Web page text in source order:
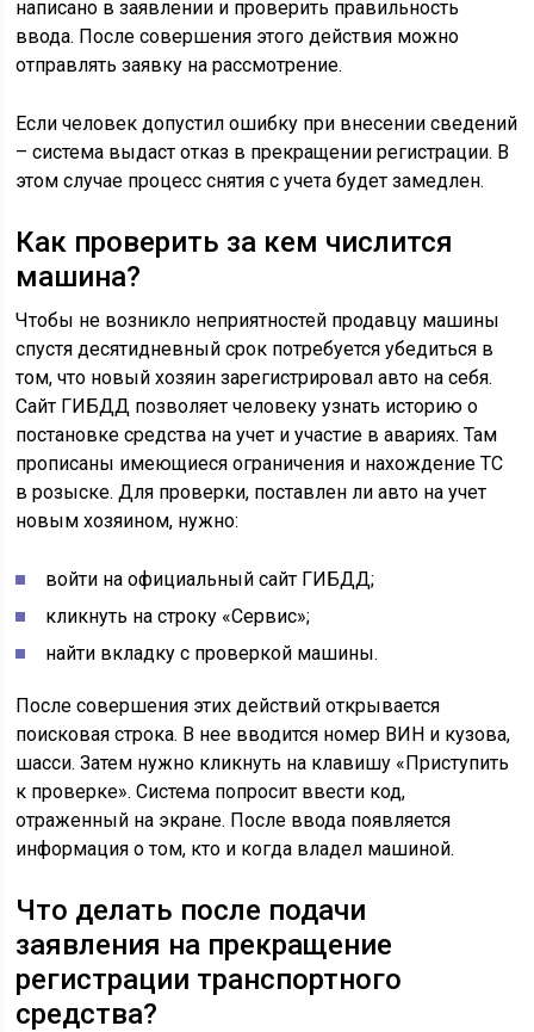
написано в заявлении и проверить правильность
ввода. После совершения этого действия можно
отправлять заявку на рассмотрение.
Если человек допустил ошибку при внесении сведений
– система выдаст отказ в прекращении регистрации. В
этом случае процесс снятия с учета будет замедлен.
Как проверить за кем числится
машина?
Чтобы не возникло неприятностей продавцу машины
спустя десятидневный срок потребуется убедиться в
том, что новый хозяин зарегистрировал авто на себя.
Сайт ГИБДД позволяет человеку узнать историю о
постановке средства на учет и участие в авариях. Там
прописаны имеющиеся ограничения и нахождение ТС
в розыске. Для проверки, поставлен ли авто на учет
новым хозяином, нужно:
войти на официальный сайт ГИБДД;
кликнуть на строку «Сервис»;
найти вкладку с проверкой машины.
После совершения этих действий открывается
поисковая строка. В нее вводится номер ВИН и кузова,
шасси. Затем нужно кликнуть на клавишу «Приступить
к проверке». Система попросит ввести код,
отраженный на экране. После ввода появляется
информация о том, кто и когда владел машиной.
Что делать после подачи
заявления на прекращение
регистрации транспортного
средства?